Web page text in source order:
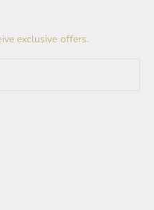
exclusive offers.